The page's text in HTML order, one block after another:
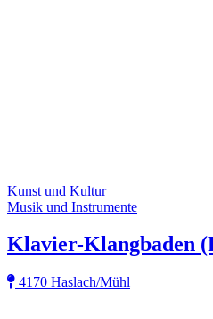
Kunst und Kultur
Musik und Instrumente
Klavier-Klangbaden
4170 Haslach/Mühl